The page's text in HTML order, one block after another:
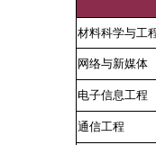
材料科学与工
网络与新媒体
电子信息工程
通信工程